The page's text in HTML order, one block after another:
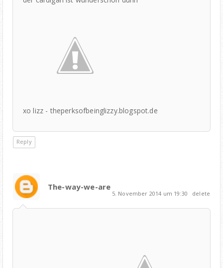
xo lizz - theperksofbeinglizzy.blogspot.de
Reply
The-way-we-are
5. November 2014 um 19:30 delete